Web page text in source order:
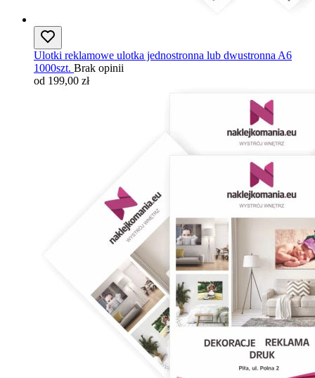
Ulotki reklamowe ulotka jednostronna lub dwustronna A6
1000szt. Brak opinii
od 199,00 zł